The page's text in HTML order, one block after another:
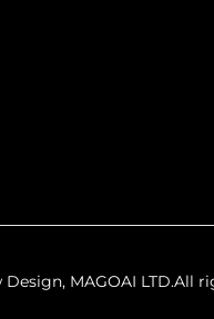
Design, MAGOAI LTD.All